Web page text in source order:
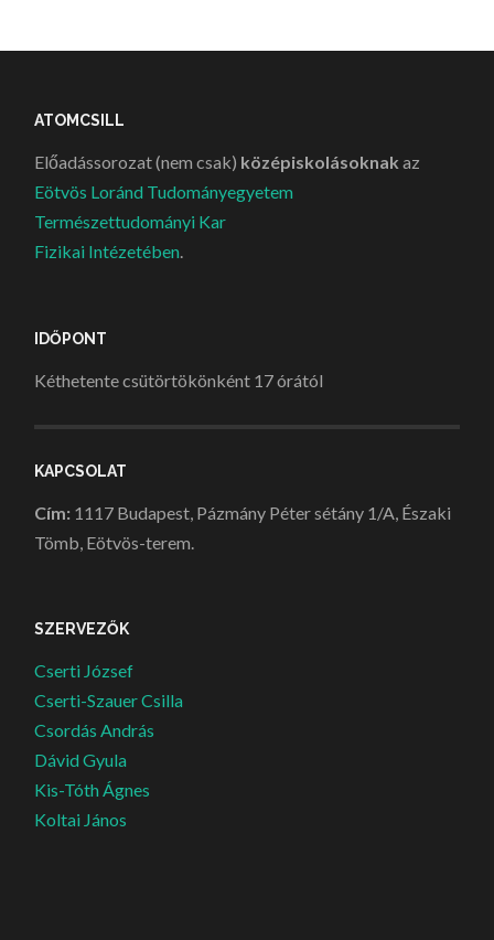
ATOMCSILL
Előadássorozat (nem csak) középiskolásoknak az
Eötvös Loránd Tudományegyetem
Természettudományi Kar
Fizikai Intézetében.
IDŐPONT
Kéthetente csütörtökönként 17 órától
KAPCSOLAT
Cím: 1117 Budapest, Pázmány Péter sétány 1/A, Északi
Tömb, Eötvös-terem.
SZERVEZŐK
Cserti József
Cserti-Szauer Csilla
Csordás András
Dávid Gyula
Kis-Tóth Ágnes
Koltai János